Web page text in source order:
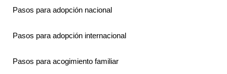
Pasos para adopción nacional
Pasos para adopción internacional
Pasos para acogimiento familiar